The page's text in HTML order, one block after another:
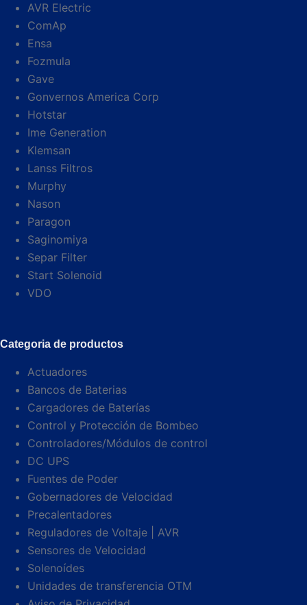
AVR Electric
ComAp
Ensa
Fozmula
Gave
Gonvernos America Corp
Hotstar
Ime Generation
Klemsan
Lanss Filtros
Murphy
Nason
Paragon
Saginomiya
Separ Filter
Start Solenoid
VDO
Categoria de productos
Actuadores
Bancos de Baterias
Cargadores de Baterías
Control y Protección de Bombeo
Controladores/Módulos de control
DC UPS
Fuentes de Poder
Gobernadores de Velocidad
Precalentadores
Reguladores de Voltaje | AVR
Sensores de Velocidad
Solenoídes
Unidades de transferencia OTM